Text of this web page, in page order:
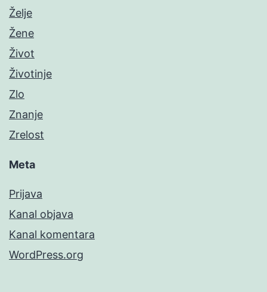
Želje
Žene
Život
Životinje
Zlo
Znanje
Zrelost
Meta
Prijava
Kanal objava
Kanal komentara
WordPress.org